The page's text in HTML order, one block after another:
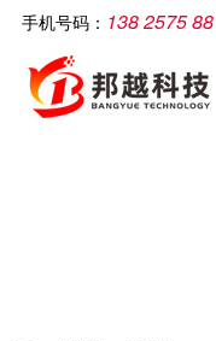
手机号码： 138 2575
公司简介
关于邦越
智慧工厂
智慧工厂理论介绍
解决方案
制造执行系统解决方案
软件产品
移动生产报工系统
相关产品
智能打印机
服务支持
服务支持
文章资讯
实施方案
联系我们
联系方式